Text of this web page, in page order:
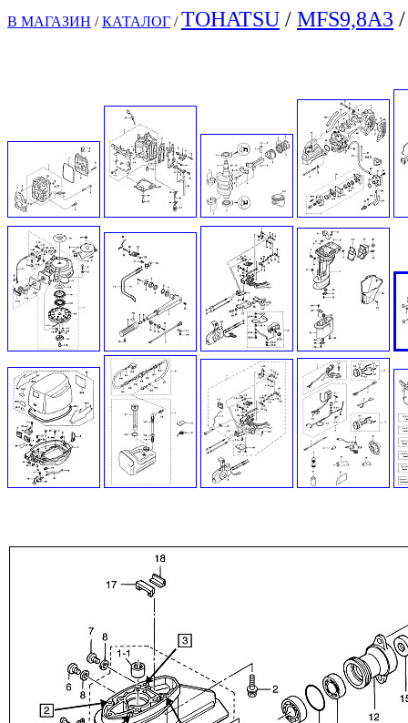
В МАГАЗИН / КАТАЛОГ /TOHATSU / MFS9,8A3